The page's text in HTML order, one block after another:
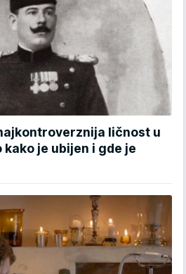
ličnost u
je ubijen i gde je